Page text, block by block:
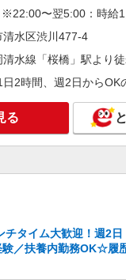
ーメン店のホール・キ
時給1,600円＋交通費支給 ※研修中も給
なし
静岡県静岡市清水区西
き家の店舗スタッフ（
）
時給1,150円 ※22:00
〜翌5:00：時給
清水区渋川477-4
水線「桜橋」駅より
日2時間、週2日から
る
チタイム大歓迎！週2日
験／扶養内勤務OK☆履